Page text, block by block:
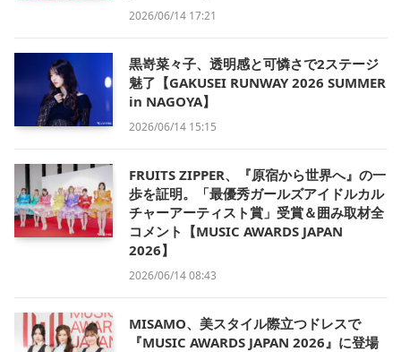
2026/06/14 17:21
黒嵜菜々子、透明感と可憐さで2ステージ
魅了【GAKUSEI RUNWAY 2026 SUMMER
in NAGOYA】
2026/06/14 15:15
FRUITS ZIPPER、『原宿から世界へ』の一
歩を証明。「最優秀ガールズアイドルカル
チャーアーティスト賞」受賞＆囲み取材全
コメント【MUSIC AWARDS JAPAN
2026】
2026/06/14 08:43
MISAMO、美スタイル際立つドレスで
『MUSIC AWARDS JAPAN 2026』に登場